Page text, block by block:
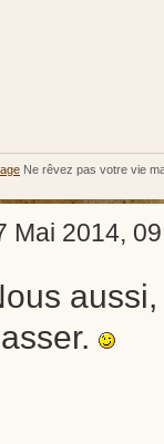
Ne rêvez pas votre vie
Mai 2014,